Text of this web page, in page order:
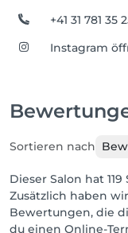
+41 31 781 35
Instagram
Sortieren nach
Dieser Salon hat
Zusätzlich haben
Bewertungen, die
du einen Online-